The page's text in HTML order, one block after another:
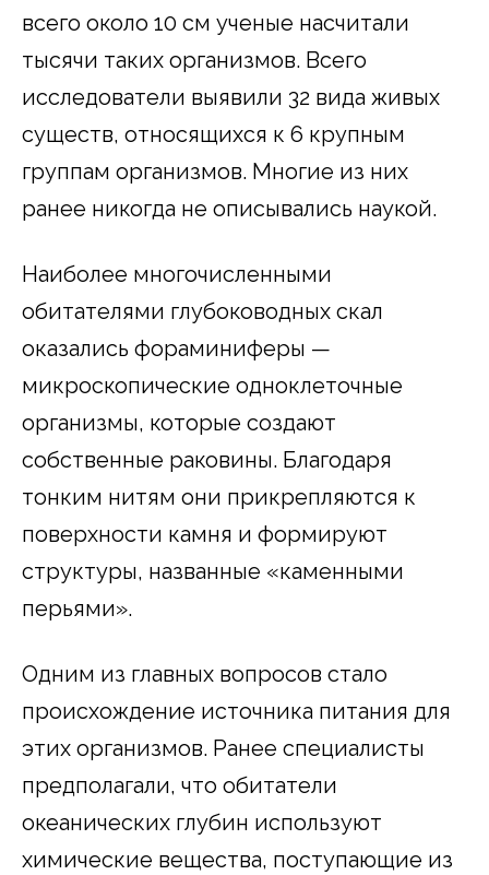
всего около 10 см ученые насчитали
тысячи таких организмов. Всего
исследователи выявили 32 вида живых
существ, относящихся к 6 крупным
группам организмов. Многие из них
ранее никогда не описывались наукой.
Наиболее многочисленными
обитателями глубоководных скал
оказались фораминиферы —
микроскопические одноклеточные
организмы, которые создают
собственные раковины. Благодаря
тонким нитям они прикрепляются к
поверхности камня и формируют
структуры, названные «каменными
перьями».
Одним из главных вопросов стало
происхождение источника питания для
этих организмов. Ранее специалисты
предполагали, что обитатели
океанических глубин используют
химические вещества, поступающие из